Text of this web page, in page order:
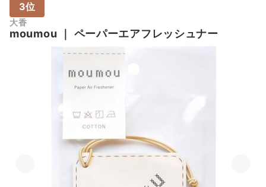
3位
大香
moumou ペーパーエアフレッシュナー